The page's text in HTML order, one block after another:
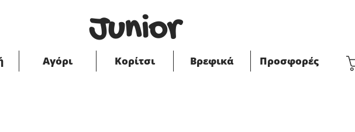
Junior
Αγόρι Κορίτσι Βρεφικά Προσφορές